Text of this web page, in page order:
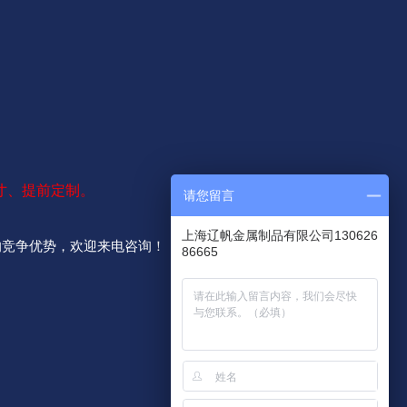
提前定制。
争优势，欢迎来电咨询！
请您留言
上海辽帆金属制品有限公司130626
86665